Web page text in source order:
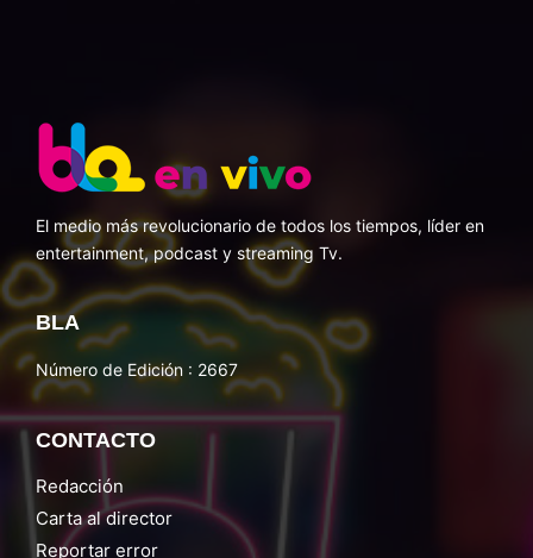
El medio más revolucionario de todos los tiempos, líder en
entertainment, podcast y streaming Tv.
BLA
Número de Edición : 2667
CONTACTO
Redacción
Carta al director
Reportar error